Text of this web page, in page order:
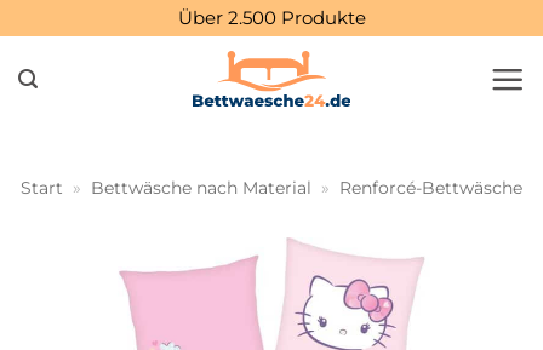
springen
Über 2.500 Produkte
Start » Bettwäsche nach Material » Renforcé-Bettwäsche